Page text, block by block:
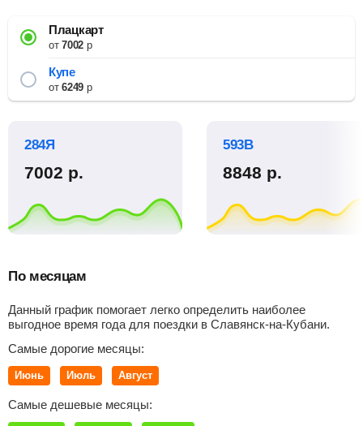
Плацкарт
от7002р
Купе
от6249р
284Я
7002 р.
593В
8848 р.
По месяцам
Данный график помогает легко определить наиболее
выгодное время года для поездки в Славянск-на-Кубани.
Самые дорогие месяцы:
Июнь Июль Август
Самые дешевые месяцы: